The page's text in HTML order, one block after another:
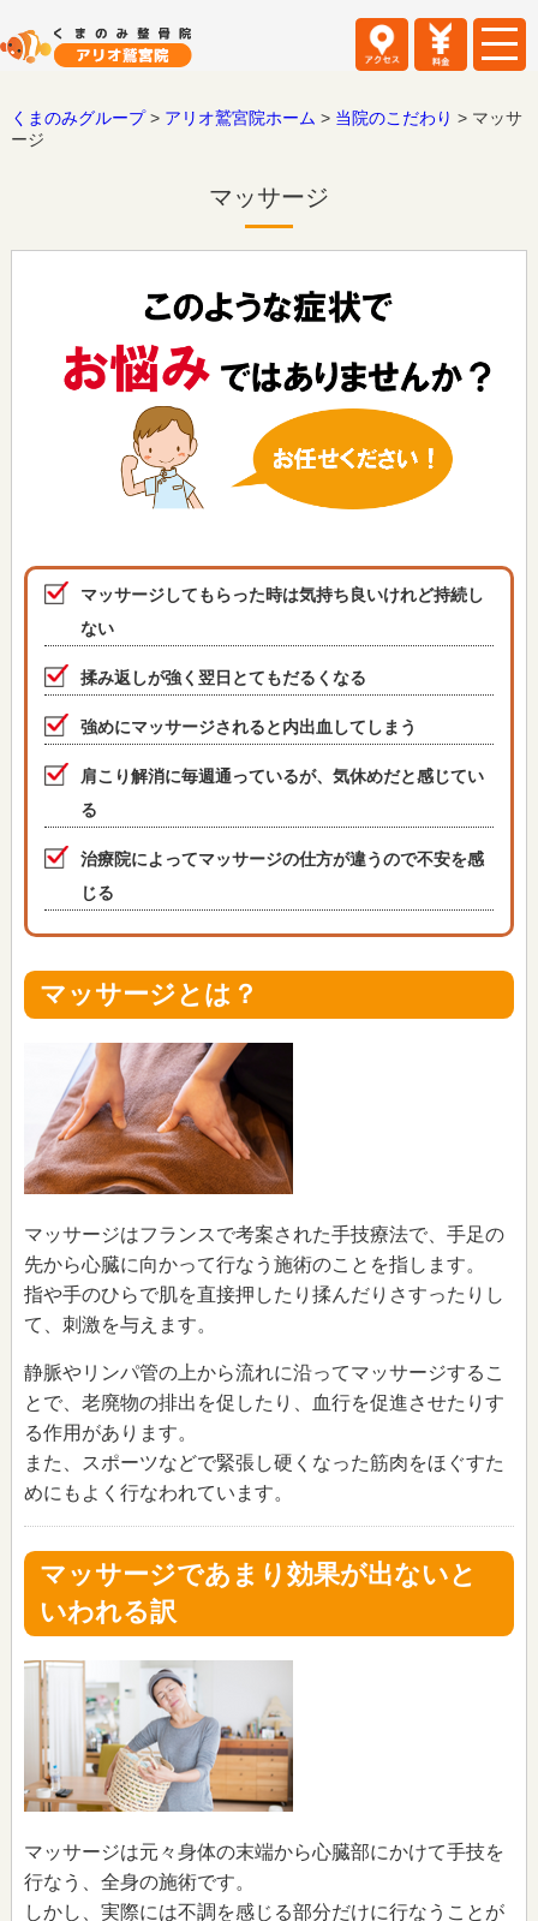
くまのみグループ> アリオ鷲宮院ホーム > 当院のこだわり > マッサ
ージ
マッサージ
マッサージしてもらった時は気持ち良いけれど持続し
ない
揉み返しが強く翌日とてもだるくなる
強めにマッサージされると内出血してしまう
肩こり解消に毎週通っているが、気休めだと感じてい
る
治療院によってマッサージの仕方が違うので不安を感
じる
マッサージとは？
マッサージはフランスで考案された手技療法で、手足の
先から心臓に向かって行なう施術のことを指します。
指や手のひらで肌を直接押したり揉んだりさすったりし
て、刺激を与えます。
静脈やリンパ管の上から流れに沿ってマッサージするこ
とで、老廃物の排出を促したり、血行を促進させたりす
る作用があります。
また、スポーツなどで緊張し硬くなった筋肉をほぐすた
めにもよく行なわれています。
マッサージであまり効果が出ないと
いわれる訳
マッサージは元々身体の末端から心臓部にかけて手技を
行なう、全身の施術です。
しかし、実際には不調を感じる部分だけに行なうことが